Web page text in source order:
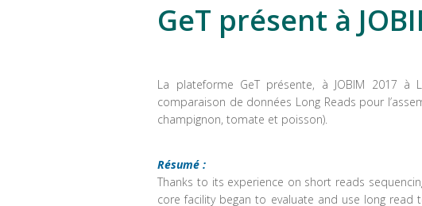
GeT présent à
La plateforme GeT présente, à JOBIM 2017
comparaison de données Long Reads pour
champignon, tomate et poisson).
Résumé :
Thanks to its experience on short reads
core facility began to evaluate and use long read